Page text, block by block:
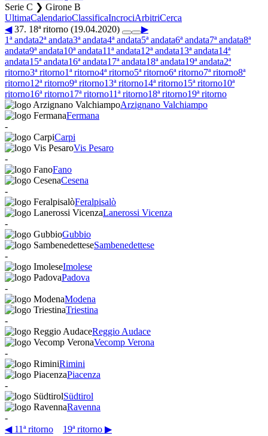
Serie C ❯ Girone B
UltimaCalendarioClassificaIncrociArbitriCerca
◀37. 18ª ritorno (19.04.2020)
▶
1ª andata2ª andata3ª andata4ª andata5ª andata6ª andata7ª andata8ª
andata9ª andata10ª andata11ª andata12ª andata13ª andata14ª
andata15ª andata16ª andata17ª andata18ª andata19ª andata2ª
ritorno3ª ritorno1ª ritorno4ª ritorno5ª ritorno6ª ritorno7ª ritorno8ª
ritorno12ª ritorno9ª ritorno13ª ritorno14ª ritorno15ª ritorno10ª
ritorno16ª ritorno17ª ritorno11ª ritorno18ª ritorno19ª ritorno
Arzignano Valchiampo
Fermana
-
Carpi
Vis Pesaro
-
Fano
Cesena
-
Feralpisalò
Lanerossi Vicenza
-
Gubbio
Sambenedettese
-
Imolese
Padova
-
Modena
Triestina
-
Reggio Audace
Vecomp Verona
-
Rimini
Piacenza
-
Südtirol
Ravenna
-
◀ 11ª ritorno
19ª ritorno ▶